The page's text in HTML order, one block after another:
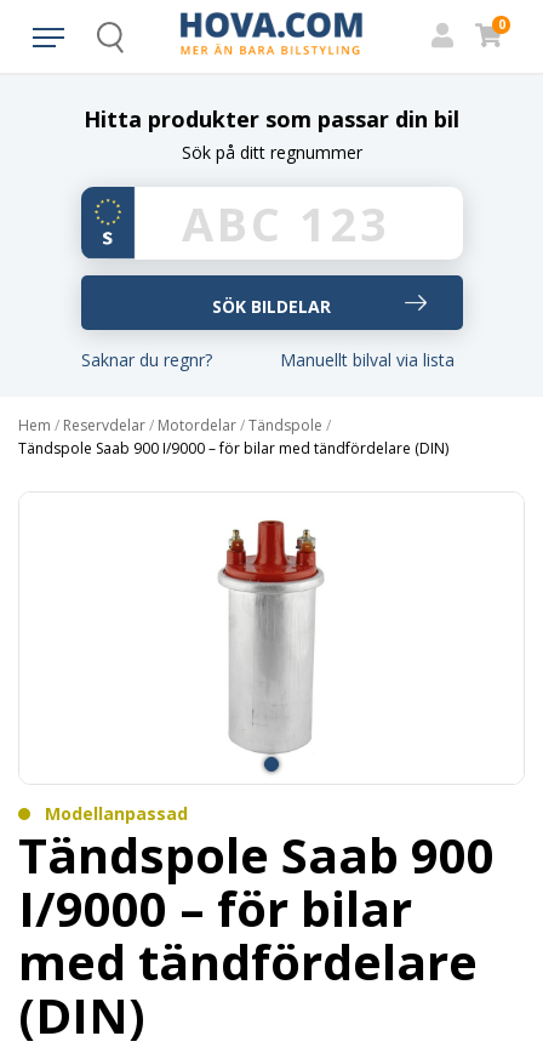
Search
0
Hitta produkter som passar din bil
Sök på ditt regnummer
Saknar du regnr? Manuellt bilval via lista
Hem / Reservdelar/ Motordelar/Tändspole /
Tändspole Saab 900 I/9000 – för bilar med tändfördelare (DIN)
Modellanpassad
Tändspole Saab 900
I/9000 – för bilar
med tändfördelare
(DIN)